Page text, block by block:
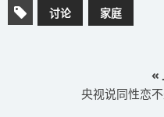
讨论 家庭
«
央视说同性恋